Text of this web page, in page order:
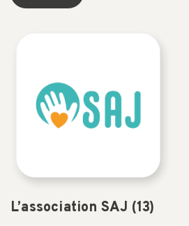
L’association SAJ (13)